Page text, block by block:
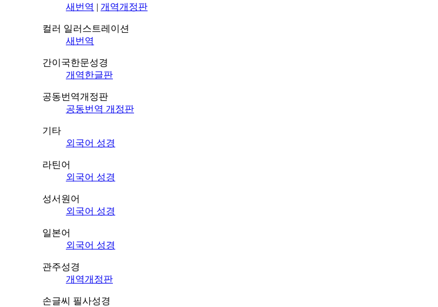
새번역 | 개역개정판
컬러 일러스트레이션
새번역
간이국한문성경
개역한글판
공동번역개정판
공동번역 개정판
기타
외국어 성경
라틴어
외국어 성경
성서원어
외국어 성경
일본어
외국어 성경
관주성경
개역개정판
손글씨 필사성경